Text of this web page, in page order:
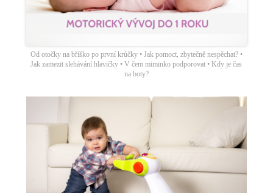
Od otočky na bříško po první krůčky • Jak pomoct, zbytečně nespěchat? •
Jak zamezit slehávání hlavičky • V čem miminko podporovat • Kdy je čas
na boty?